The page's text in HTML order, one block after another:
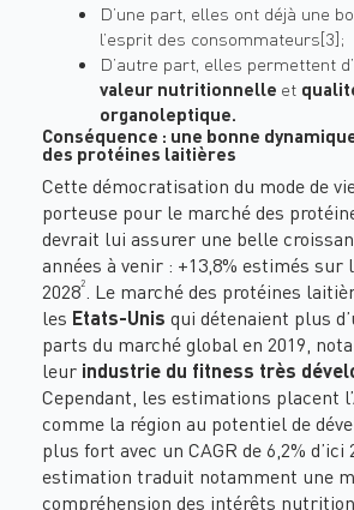
D’une part, elles ont déjà une
l’esprit des consommateurs[3];
D’autre part, elles permettent
valeur nutritionnelle et
organoleptique.
Conséquence : une bonne
des protéines laitières
Cette démocratisation du mode de
porteuse pour le marché des
devrait lui assurer une belle
années à venir : +13,8% estimés sur
20282
. Le marché des protéines
les Etats-Unis qui détenaient plus
parts du marché global en 2019,
leur industrie du fitness très
Cependant, les estimations placent
comme la région au potentiel de
plus fort avec un CAGR de 6,2% d’ici
estimation traduit notamment une
compréhension des intérêts